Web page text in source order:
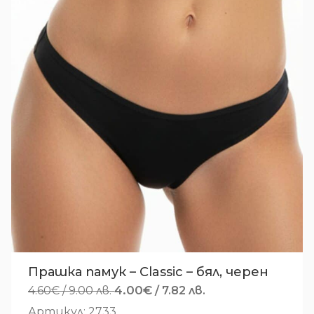
Прашка памук – Classic – бял, черен
4.60€/ 9.00 лв.Original
price
4.00€ / 7.82 лв.